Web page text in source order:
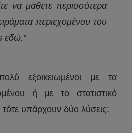
να μάθετε περισσότερα
περιεχομένου του
εδώ.”
εξοικειωμένοι με τα
ή με το στατιστικό
υπάρχουν δύο λύσεις: